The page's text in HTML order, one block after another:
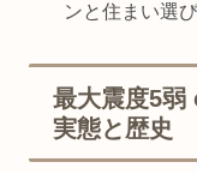
ンと住まい選
最大震度5弱
実態と歴史